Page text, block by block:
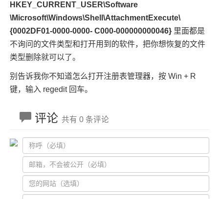
HKEY_CURRENT_USER\Software
\Microsoft\Windows\Shell\AttachmentExecute\
{0002DF01-0000-0000- C000-000000000046} 里面都是
不询问的文件类型和打开用到的软件，把你想恢复的文件
类型删除就可以了。
别告诉我你不知道怎么打开注册表管理器，按 Win + R
键，输入 regedit 回车。
评论 共有 0 条评论